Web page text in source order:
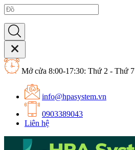
Mở cửa 8:00-17:30: Thứ 2 - Thứ 7
info@hpasystem.vn
0903389043
Liên hệ